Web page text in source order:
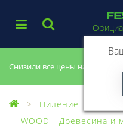
Снизили все цены на 20%,
Пиление
WOOD - Древесина и